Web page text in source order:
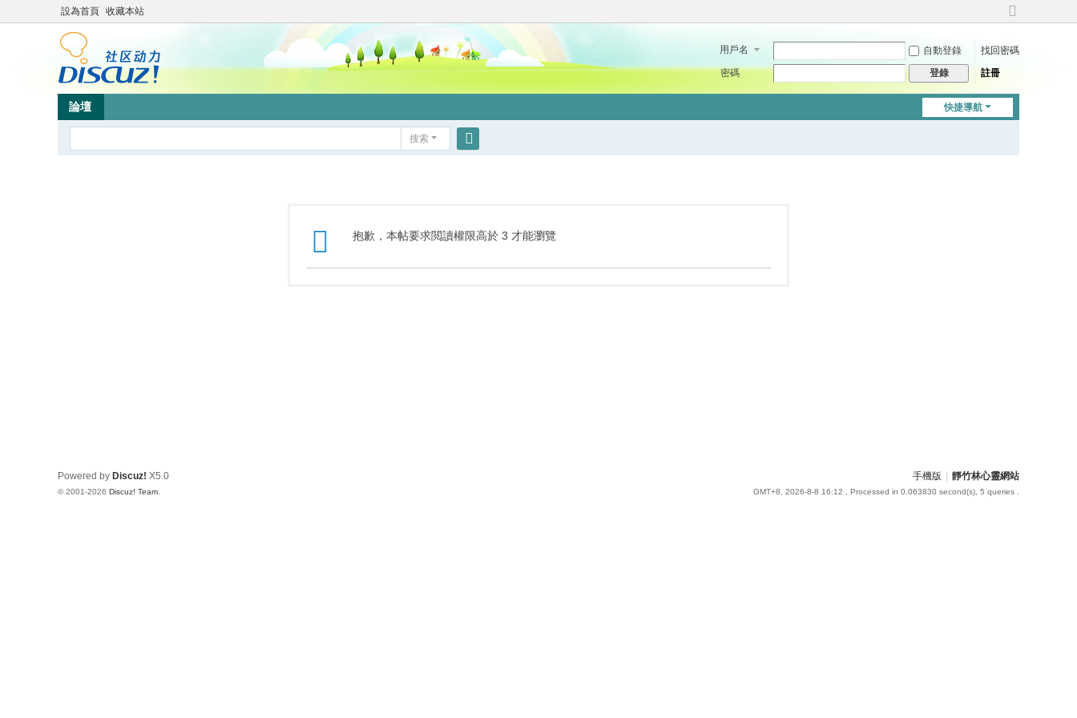
設為首頁 收藏本站
切
到
用戶名 自動登錄
找回密碼
密碼
登錄 註冊
快捷導航
論壇
搜索
抱歉，本帖要求閲讀權限高於 3 才能瀏覽
手機版 靜竹林心靈網站
GMT+8, 2026-8-8 16:12 , Processed in 0.063830 second(s), 5 queries .
Powered by Discuz! X5.0
© 2001-2026 Discuz! Team